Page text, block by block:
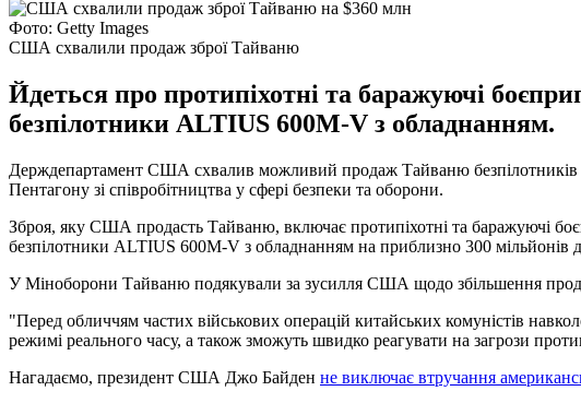
Фото: Getty Images
США схвалили продаж зброї Тайваню
Йдеться про протипіхотні та баражуючі
безпілотники ALTIUS 600M-V з обладнанням.
Держдепартамент США схвалив можливий продаж Тайваню безпілотників
Пентагону зі співробітництва у сфері безпеки та оборони.
Зброя, яку США продасть Тайваню, включає протипіхотні та баражуючі
безпілотники ALTIUS 600M-V з обладнанням на приблизно 300 мільйонів
У Міноборони Тайваню подякували за зусилля США щодо збільшення
"Перед обличчям частих військових операцій китайських комуністів
режимі реального часу, а також зможуть швидко реагувати на загрози
Нагадаємо, президент США Джо Байден не виключає втручання